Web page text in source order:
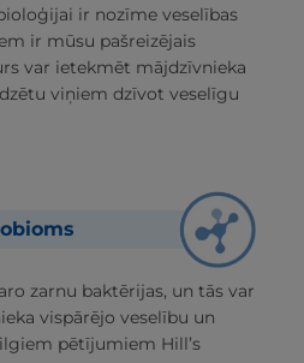
ir nozīme veselības
ir mūsu pašreizējais
var ietekmēt mājdzīvnieka
viņiem dzīvot veselīgu
zarnu baktērijas, un tās var
vispārējo veselību un
pētījumiem Hill’s